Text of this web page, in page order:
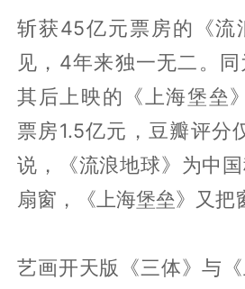
斩获45亿元票房的《流
见，4年来独一无二。同
其后上映的《上海堡垒
票房1.5亿元，豆瓣评分
说，《流浪地球》为中
扇窗，《上海堡垒》又把
艺画开天版《三体》与